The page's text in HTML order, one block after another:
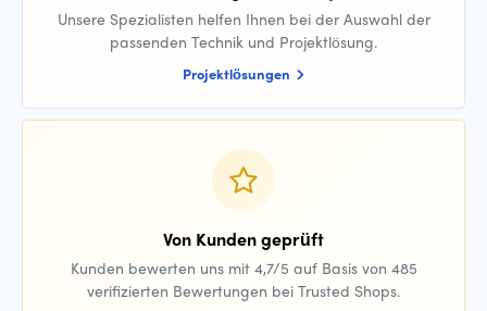
Unsere Spezialisten helfen Ihnen bei der Auswahl der
passenden Technik und Projektlösung.
Projektlösungen
Von Kunden geprüft
Kunden bewerten uns mit 4,7/5 auf Basis von 485
verifizierten Bewertungen bei Trusted Shops.